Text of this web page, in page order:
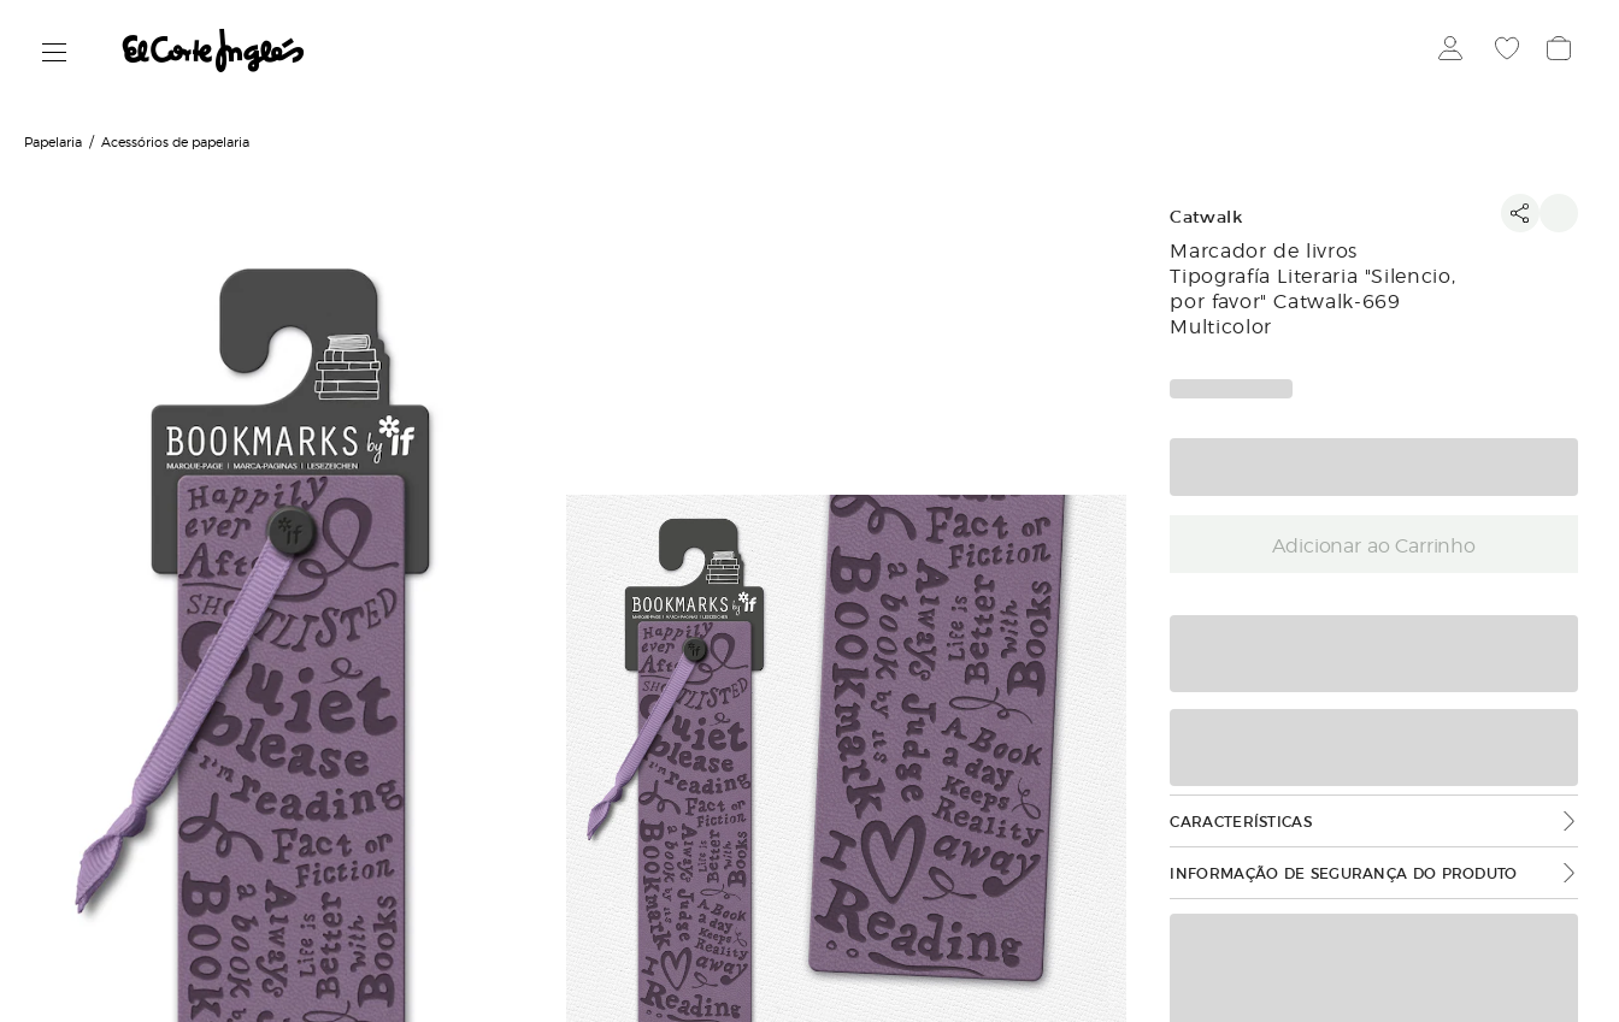
Papelaria Acessórios de papelaria
Catwalk
Marcador de livros
Tipografía Literaria "Silencio,
por favor" Catwalk-669
Multicolor
Adicionar ao Carrinho
CARACTERÍSTICAS
INFORMAÇÃO DE SEGURANÇA DO PRODUTO